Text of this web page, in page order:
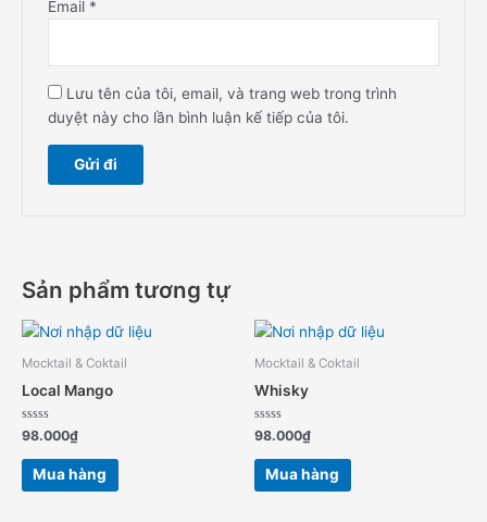
Email *
Lưu tên của tôi, email, và trang web trong trình
duyệt này cho lần bình luận kế tiếp của tôi.
Sản phẩm tương tự
Mocktail & Coktail
Local Mango
Được
xếp
hạng
sao
98.000₫
Mua hàng
Mocktail & Coktail
Whisky
Được
xếp
hạng
sao
98.000₫
Mua hàng